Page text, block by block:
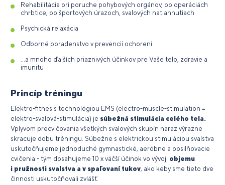
Rehabilitácia pri poruche pohybových orgánov, po operáciách
chrbtice, po športových úrazoch, svalových natiahnutiach
Psychická relaxácia
Odborné poradenstvo v prevencii ochorení
...a mnoho ďalších priaznivých účinkov pre Vaše telo, zdravie a
imunitu
Princíp tréningu
Elektro-fitnes s technológiou EMS (electro-muscle-stimulation =
elektro-svalová-stimulácia) je súbežná stimulácia celého tela.
Vplyvom precvičovania všetkých svalových skupín naraz výrazne
skracuje dobu tréningu. Súbežne s elektrickou stimuláciou svalstva
uskutočňujeme jednoduché gymnastické, aeróbne a posilňovacie
cvičenia - tým dosahujeme 10 x väčší účinok vo vývoji objemu
i pružnosti svalstva a v spaľovaní tukov, ako keby sme tieto dve
činnosti uskutočňovali zvlášť.